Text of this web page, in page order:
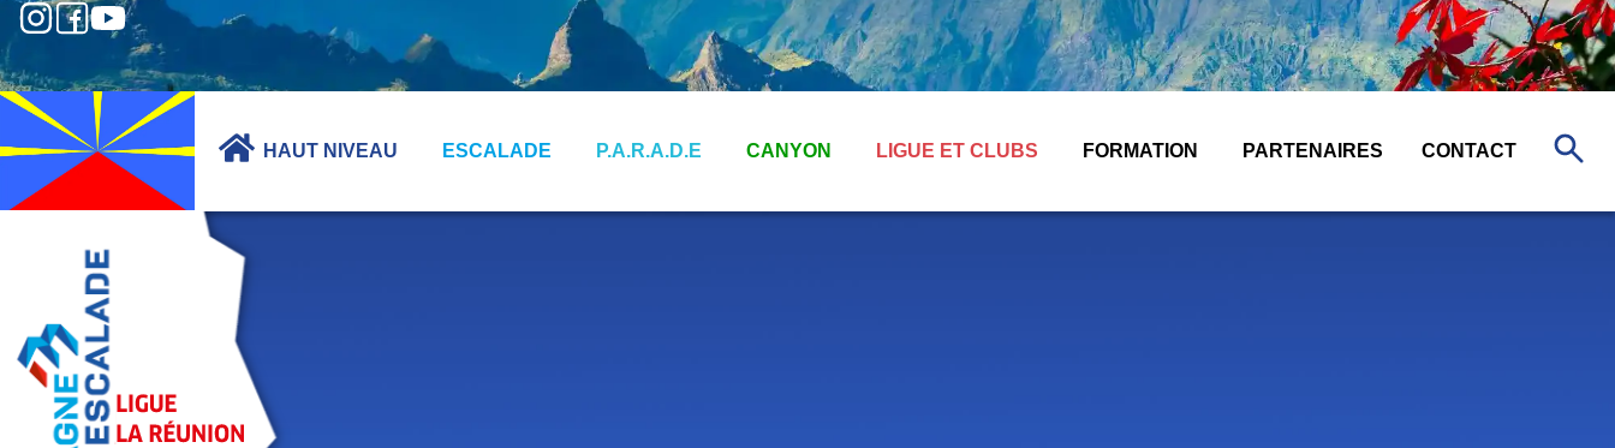
HAUT NIVEAU ESCALADE P.A.R.A.D.E CANYON LIGUE ET CLUBS FORMATION PARTENAIRES CONTACT